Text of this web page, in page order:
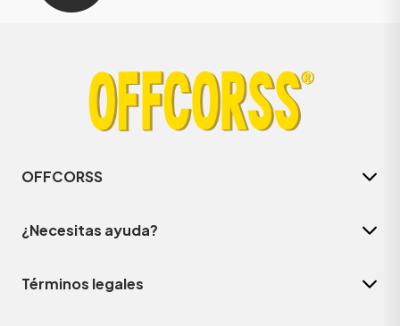
OFFCORSS
¿Necesitas ayuda?
Términos legales